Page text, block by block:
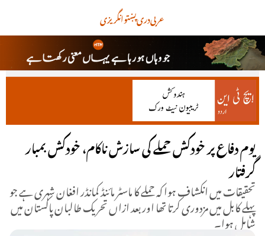
انگریزیپښتودریعربی
یوم دفاع پر خودکش حملے کی سازش ناکام، خودکش بمبار
گرفتار
تحقیقات میں انکشاف ہوا کہ حملے کا ماسٹر مائنڈ کمانڈر افغان شہری ہے جو
پہلے کابل میں مزدوری کرتا تھا اور بعد ازاں تحریک طالبان پاکستان میں
شامل ہوا۔